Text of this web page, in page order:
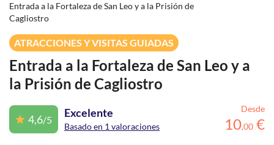
Entrada a la Fortaleza de San Leo y a la Prisión de
Cagliostro
ATRACCIONES Y VISITAS GUIADAS
Entrada a la Fortaleza de San Leo y a
la Prisión de Cagliostro
4,6/5
Excelente
Basado en 1 valoraciones
Desde
10,00 €